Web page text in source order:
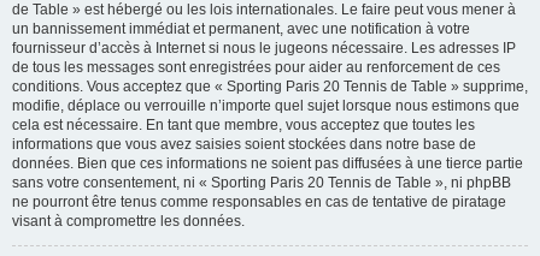
de Table » est hébergé ou les lois internationales. Le faire peut vous mener à
un bannissement immédiat et permanent, avec une notification à votre
fournisseur d’accès à Internet si nous le jugeons nécessaire. Les adresses IP
de tous les messages sont enregistrées pour aider au renforcement de ces
conditions. Vous acceptez que « Sporting Paris 20 Tennis de Table » supprime,
modifie, déplace ou verrouille n’importe quel sujet lorsque nous estimons que
cela est nécessaire. En tant que membre, vous acceptez que toutes les
informations que vous avez saisies soient stockées dans notre base de
données. Bien que ces informations ne soient pas diffusées à une tierce partie
sans votre consentement, ni « Sporting Paris 20 Tennis de Table », ni phpBB
ne pourront être tenus comme responsables en cas de tentative de piratage
visant à compromettre les données.